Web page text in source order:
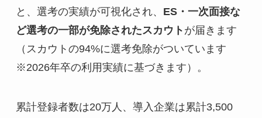
と、選考の実績が可視化され、 ES・一次面接な
ど選考の一部が免除されたスカウト が届きます
（スカウトの94%に選考免除がついています
※2026年卒の利用実績に基づきます）。
累計登録者数は20万人、導入企業は累計3,500